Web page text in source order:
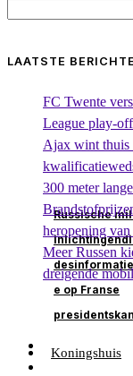
Russische
e op Franse
Koningshuis
LAATSTE
FC Twente
League play-
Ajax wint thuis
300 meter
heropening
Meer Russen
dreigende